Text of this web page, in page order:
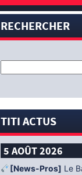
RECHERCHER
TITI ACTUS
5 AOÛT 2026
[News-Pros] Le